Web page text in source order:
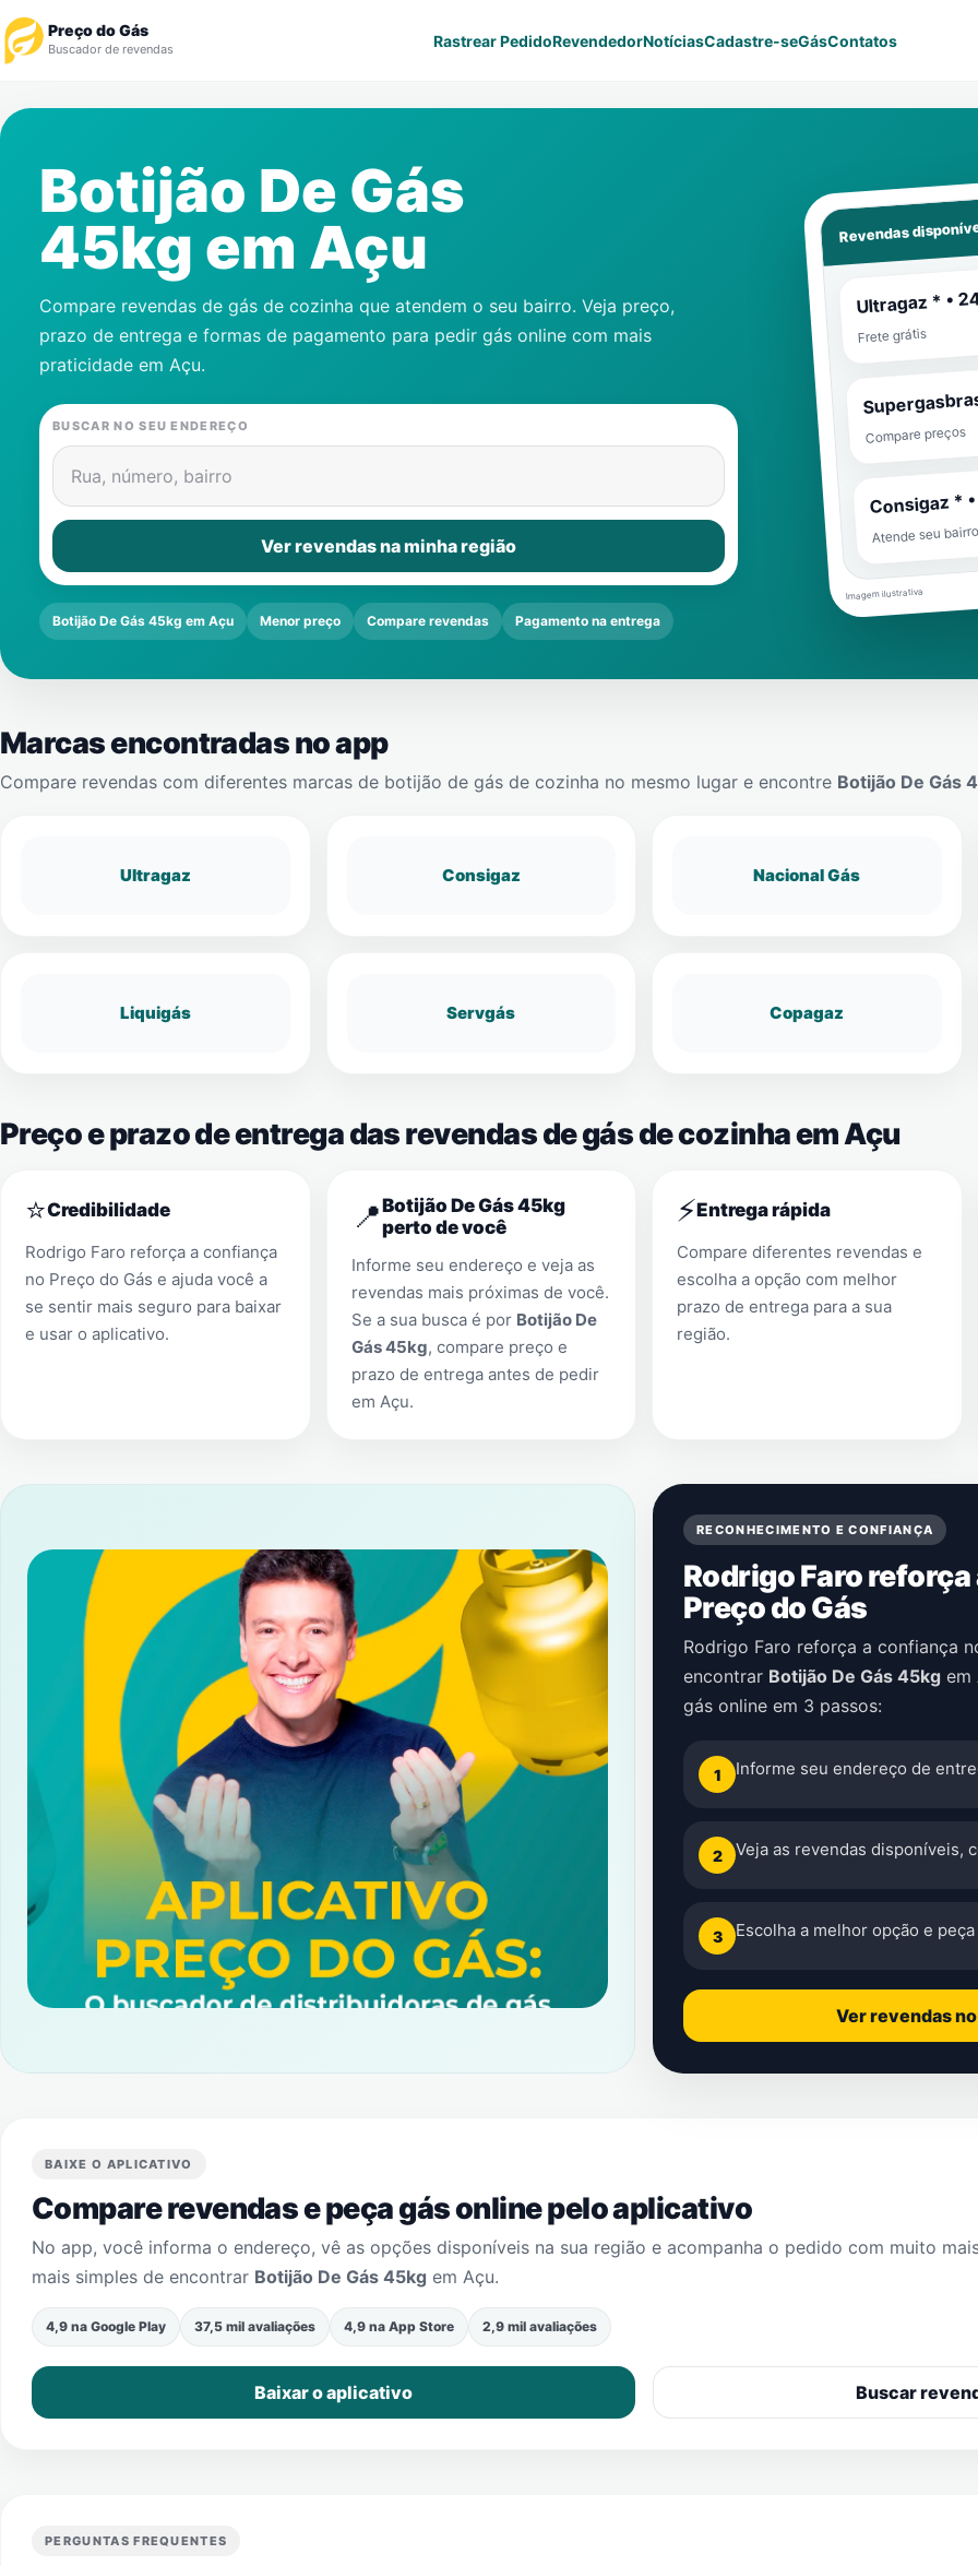
Preço do Gás
Buscador de revendas Rastrear PedidoRevendedorNotíciasCadastre-seGásContatos
Revendedor
Notícias
Gás
Contatos
Botijão De Gás
45kg em Açu
Compare revendas de gás de cozinha que atendem o seu bairro. Veja preço,
prazo de entrega e formas de pagamento para pedir gás online com mais
praticidade em Açu.
BUSCAR NO SEU ENDEREÇO
Rua, número, bairro
Ver revendas na minha região
Botijão De Gás 45kg em Açu Menor preço Compare revendas Pagamento na entrega
Revendas
Ultragaz * •
Frete grátis
Compare preços
Consigaz *
Atende seu
Imagem ilustrativa
Marcas encontradas no app
Compare revendas com diferentes marcas de botijão de gás de cozinha no mesmo lugar e encontre Botijão De Gás
Ultragaz Consigaz Nacional Gás
Liquigás Servgás Copagaz
Preço e prazo de entrega das revendas de gás de cozinha em Açu
⭐Credibilidade
Rodrigo Faro reforça a confiança
no Preço do Gás e ajuda você a
se sentir mais seguro para baixar
e usar o aplicativo.
📍Botijão De Gás 45kg
perto de você
Informe seu endereço e veja as
revendas mais próximas de você.
Se a sua busca é por Botijão De
Gás 45kg, compare preço e
prazo de entrega antes de pedir
em Açu.
⚡Entrega rápida
Compare diferentes revendas e
escolha a opção com melhor
prazo de entrega para a sua
região.
RECONHECIMENTO E CONFIANÇA
Rodrigo Faro
Preço do Gás
Rodrigo Faro reforça a confiança
encontrar Botijão De Gás 45kg em
gás online em 3 passos:
1 Informe seu endereço de
2 Veja as revendas disponíveis,
3 Escolha a melhor opção e
Ver revendas
BAIXE O APLICATIVO
Compare revendas e peça gás online pelo aplicativo
No app, você informa o endereço, vê as opções disponíveis na sua região e acompanha o pedido com muito
mais simples de encontrar Botijão De Gás 45kg em Açu.
4,9 na Google Play 37,5 mil avaliações 4,9 na App Store 2,9 mil avaliações
Baixar o aplicativo Buscar
PERGUNTAS FREQUENTES